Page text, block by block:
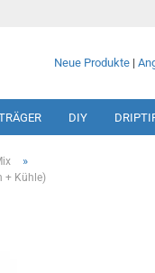
Neue Produkte |
DIY
»
+ Kühle)